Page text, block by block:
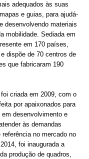
adequados às suas
e guias, para ajudá-
desenvolvendo materiais
mobilidade. Sediada em
em 170 países,
dispõe de 70 centros de
que fabricaram 190
criada em 2009, com o
por apaixonados para
desenvolvimento e
às demandas
no mercado no
foi inaugurada a
produção de quadros,